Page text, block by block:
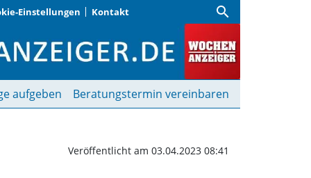
Einstellungen Kontakt search
aufgeben Beratungstermin vereinbaren
Veröffentlicht am 03.04.2023 08:41